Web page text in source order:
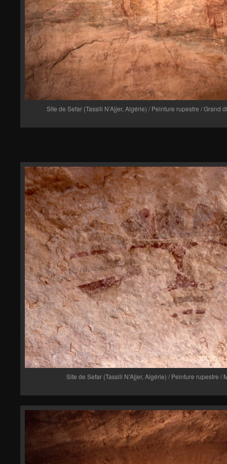
Site de Sefar (Tassili N’Ajjer, Algérie) / Peinture rupestre / Grand
Site de Sefar (Tassili N’Ajjer, Algérie) / Peinture rupestre /